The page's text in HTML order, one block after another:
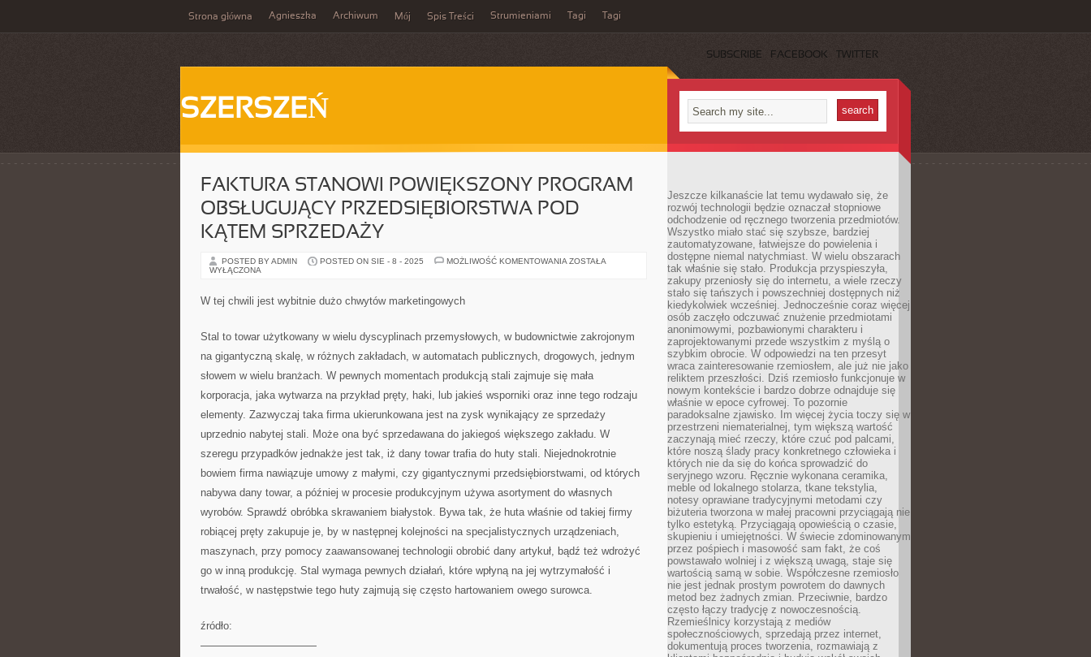
Strona główna Agnieszka Archiwum Mój Spis Treści Strumieniami Tagi Tagi
SUBSCRIBE FACEBOOK TWITTER
SZERSZEŃ
FAKTURA STANOWI POWIĘKSZONY PROGRAM
OBSŁUGUJĄCY PRZEDSIĘBIORSTWA POD
KĄTEM SPRZEDAŻY
POSTED BY ADMIN POSTED ON SIE - 8 - 2025 MOŻLIWOŚĆ KOMENTOWANIA FAKTURA
SPRZEDAŻY
ZOSTAŁA
WYŁĄCZONA
W tej chwili jest wybitnie dużo chwytów marketingowych
Stal to towar użytkowany w wielu dyscyplinach przemysłowych, w budownictwie zakrojonym
na gigantyczną skalę, w różnych zakładach, w automatach publicznych, drogowych, jednym
słowem w wielu branżach. W pewnych momentach produkcją stali zajmuje się mała
korporacja, jaka wytwarza na przykład pręty, haki, lub jakieś wsporniki oraz inne tego rodzaju
elementy. Zazwyczaj taka firma ukierunkowana jest na zysk wynikający ze sprzedaży
uprzednio nabytej stali. Może ona być sprzedawana do jakiegoś większego zakładu. W
szeregu przypadków jednakże jest tak, iż dany towar trafia do huty stali. Niejednokrotnie
bowiem firma nawiązuje umowy z małymi, czy gigantycznymi przedsiębiorstwami, od których
nabywa dany towar, a później w procesie produkcyjnym używa asortyment do własnych
wyrobów. Sprawdź obróbka skrawaniem białystok. Bywa tak, że huta właśnie od takiej firmy
robiącej pręty zakupuje je, by w następnej kolejności na specjalistycznych urządzeniach,
maszynach, przy pomocy zaawansowanej technologii obrobić dany artykuł, bądź też wdrożyć
go w inną produkcję. Stal wymaga pewnych działań, które wpłyną na jej wytrzymałość i
trwałość, w następstwie tego huty zajmują się często hartowaniem owego surowca.
źródło:
———————————
Jeszcze kilkanaście lat temu wydawało się, że
rozwój technologii będzie oznaczał stopniowe
odchodzenie od ręcznego tworzenia przedmiotów.
Wszystko miało stać się szybsze, bardziej
zautomatyzowane, łatwiejsze do powielenia i
dostępne niemal natychmiast. W wielu obszarach
tak właśnie się stało. Produkcja przyspieszyła,
zakupy przeniosły się do internetu, a wiele rzeczy
stało się tańszych i powszechniej dostępnych niż
kiedykolwiek wcześniej. Jednocześnie coraz więcej
osób zaczęło odczuwać znużenie przedmiotami
anonimowymi, pozbawionymi charakteru i
zaprojektowanymi przede wszystkim z myślą o
szybkim obrocie. W odpowiedzi na ten przesyt
wraca zainteresowanie rzemiosłem, ale już nie jako
reliktem przeszłości. Dziś rzemiosło funkcjonuje w
nowym kontekście i bardzo dobrze odnajduje się
właśnie w epoce cyfrowej. To pozornie
paradoksalne zjawisko. Im więcej życia toczy się w
przestrzeni niematerialnej, tym większą wartość
zaczynają mieć rzeczy, które czuć pod palcami,
które noszą ślady pracy konkretnego człowieka i
których nie da się do końca sprowadzić do
seryjnego wzoru. Ręcznie wykonana ceramika,
meble od lokalnego stolarza, tkane tekstylia,
notesy oprawiane tradycyjnymi metodami czy
biżuteria tworzona w małej pracowni przyciągają nie
tylko estetyką. Przyciągają opowieścią o czasie,
skupieniu i umiejętności. W świecie zdominowanym
przez pośpiech i masowość sam fakt, że coś
powstawało wolniej i z większą uwagą, staje się
wartością samą w sobie. Współczesne rzemiosło
nie jest jednak prostym powrotem do dawnych
metod bez żadnych zmian. Przeciwnie, bardzo
często łączy tradycję z nowoczesnością.
Rzemieślnicy korzystają z mediów
społecznościowych, sprzedają przez internet,
dokumentują proces tworzenia, rozmawiają z